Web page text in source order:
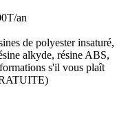
an
de polyester insaturé,
alkyde, résine ABS,
s'il vous plaît